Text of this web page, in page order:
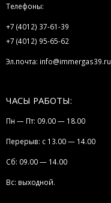
Телефоны:
+7 (4012) 37-61-39
+7 (4012) 95-65-62
Эл.почта: info@immergas39.ru
ЧАСЫ РАБОТЫ:
Пн — Пт: 09.00 — 18.00
Перерыв: с 13.00 — 14.00
Сб: 09.00 — 14.00
Вс: выходной.